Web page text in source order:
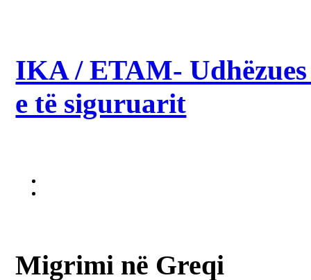
IKA / ETAM-
e të siguruarit
Migrimi në Greqi